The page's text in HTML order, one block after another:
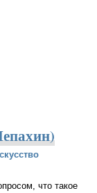
что такое